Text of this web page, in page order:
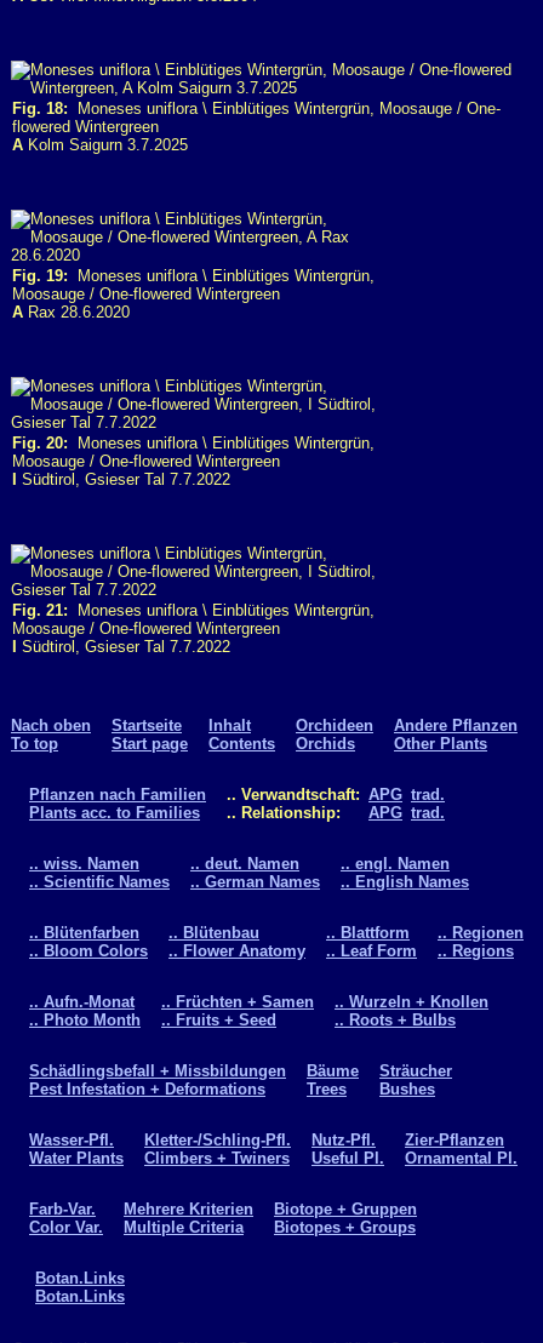
Fig. 18: Moneses uniflora \ Einblütiges Wintergrün, Moosauge / One-
flowered Wintergreen
A Kolm Saigurn 3.7.2025
Fig. 19: Moneses uniflora \ Einblütiges Wintergrün,
Moosauge / One-flowered Wintergreen
A Rax 28.6.2020
Fig. 20: Moneses uniflora \ Einblütiges Wintergrün,
Moosauge / One-flowered Wintergreen
Südtirol, Gsieser Tal 7.7.2022
Fig. 21: Moneses uniflora \ Einblütiges Wintergrün,
Moosauge / One-flowered Wintergreen
Südtirol, Gsieser Tal 7.7.2022
Nach oben
To top
Startseite
Start page
Inhalt
Contents
Orchideen
Orchids
Andere Pflanzen
Other Plants
Pflanzen nach Familien
Plants acc. to Families
.. Verwandtschaft:
.. Relationship:
APG
APG
trad.
trad.
.. wiss. Namen
.. Scientific Names
.. deut. Namen
.. German Names
.. engl. Namen
.. English Names
.. Blütenfarben
.. Bloom Colors
.. Blütenbau
.. Flower Anatomy
.. Blattform
.. Leaf Form
.. Regionen
.. Regions
.. Aufn.-Monat
.. Photo Month
.. Früchten + Samen
.. Fruits + Seed
.. Wurzeln + Knollen
.. Roots + Bulbs
Schädlingsbefall + Missbildungen
Pest Infestation + Deformations
Bäume
Trees
Sträucher
Bushes
Wasser-Pfl.
Water Plants
Kletter-/Schling-Pfl.
Climbers + Twiners
Nutz-Pfl.
Useful Pl.
Zier-Pflanzen
Ornamental Pl.
Farb-Var.
Color Var.
Mehrere Kriterien
Multiple Criteria
Biotope + Gruppen
Biotopes + Groups
Botan.Links
Botan.Links